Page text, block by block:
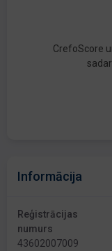
CrefoScore
Informācija
Reģistrācijas
numurs
43602007009